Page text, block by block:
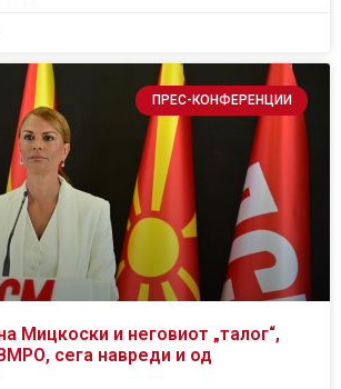
ПРЕС-КОНФЕРЕНЦИИ
Мицкоски и неговиот „талог“,
сега навреди и од